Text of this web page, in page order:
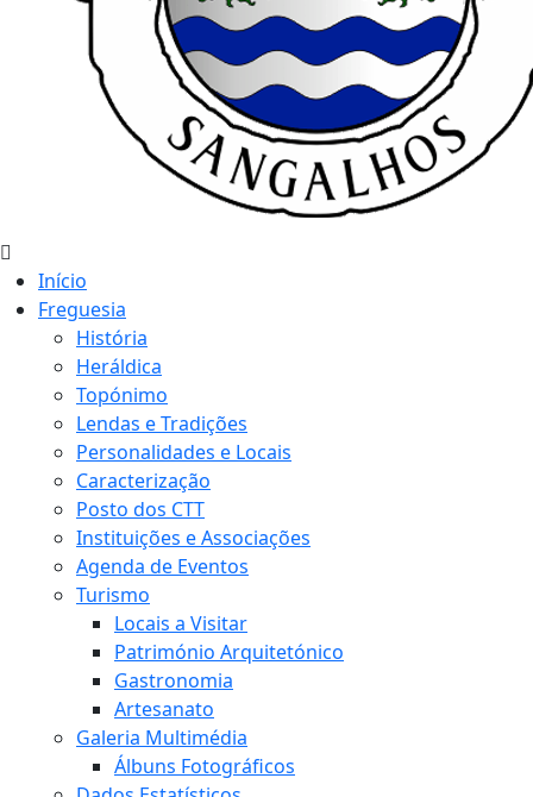
Início
Freguesia
História
Heráldica
Topónimo
Lendas e Tradições
Personalidades e Locais
Caracterização
Posto dos CTT
Instituições e Associações
Agenda de Eventos
Turismo
Locais a Visitar
Património Arquitetónico
Gastronomia
Artesanato
Galeria Multimédia
Álbuns Fotográficos